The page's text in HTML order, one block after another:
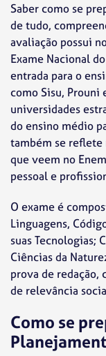
Saber como se
de tudo,
avaliação possui
Exame Nacional
entrada para o
como Sisu, Prouni
universidades
do ensino médio
também se
que veem no
pessoal e
O exame é
Linguagens,
suas Tecnologias;
Ciências da
prova de
de relevância
Como se